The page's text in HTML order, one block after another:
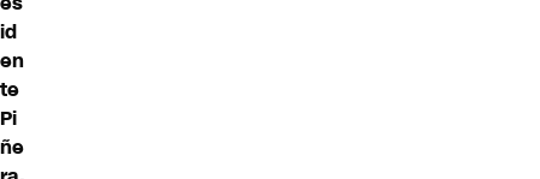
id
en
te
Pi
ñe